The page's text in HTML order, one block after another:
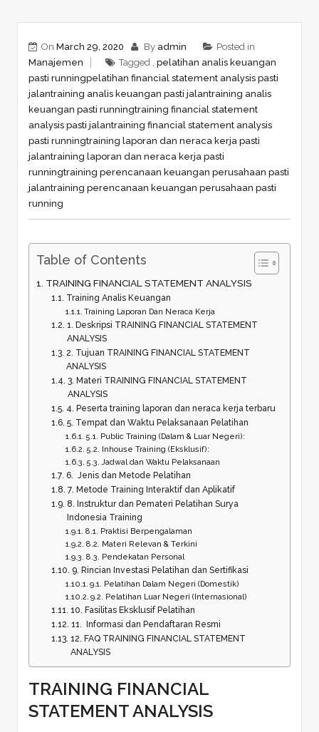
On March 29, 2020 By admin
Posted in
Manajemen
Tagged , pelatihan analis keuangan
pasti runningpelatihan financial statement analysis pasti
jalantraining analis keuangan pasti jalantraining analis
keuangan pasti runningtraining financial statement
analysis pasti jalantraining financial statement analysis
pasti runningtraining laporan dan neraca kerja pasti
jalantraining laporan dan neraca kerja pasti
runningtraining perencanaan keuangan perusahaan pasti
jalantraining perencanaan keuangan perusahaan pasti
running
Table of Contents
TRAINING FINANCIAL STATEMENT ANALYSIS
Training Analis Keuangan
Training Laporan Dan Neraca Kerja
1. Deskripsi TRAINING FINANCIAL STATEMENT
ANALYSIS
2. Tujuan TRAINING FINANCIAL STATEMENT
ANALYSIS
3. Materi TRAINING FINANCIAL STATEMENT
ANALYSIS
4. Peserta training laporan dan neraca kerja terbaru
5. Tempat dan Waktu Pelaksanaan Pelatihan
5.1. Public Training (Dalam & Luar Negeri):
5.2. Inhouse Training (Eksklusif):
5.3. Jadwal dan Waktu Pelaksanaan
6. Jenis dan Metode Pelatihan
7. Metode Training Interaktif dan Aplikatif
8. Instruktur dan Pemateri Pelatihan Surya
Indonesia Training
8.1. Praktisi Berpengalaman
8.2. Materi Relevan & Terkini
8.3. Pendekatan Personal
9. Rincian Investasi Pelatihan dan Sertifikasi
9.1. Pelatihan Dalam Negeri (Domestik)
9.2. Pelatihan Luar Negeri (Internasional)
10. Fasilitas Eksklusif Pelatihan
11. Informasi dan Pendaftaran Resmi
12. FAQ TRAINING FINANCIAL STATEMENT
ANALYSIS
TRAINING FINANCIAL
STATEMENT ANALYSIS